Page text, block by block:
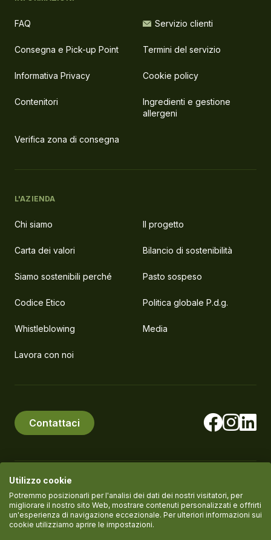
FAQ Servizio clienti
Consegna e Pick-up Point Termini del servizio
Informativa Privacy Cookie policy
Contenitori
Ingredienti e gestione
allergeni
Verifica zona di consegna
L'AZIENDA
Chi siamo Il progetto
Carta dei valori Bilancio di sostenibilità
Siamo sostenibili perché Pasto sospeso
Codice Etico Politica globale P.d.g.
Whistleblowing Media
Lavora con noi
Contattaci
© PlanEat S.r.l. Società Benefit P.IVA IT11061420961
Termini del servizio
Utilizzo cookie
Potremmo posizionarli per l'analisi dei dati dei nostri visitatori, per
migliorare il nostro sito Web, mostrare contenuti personalizzati e offrirti
un'esperienza di navigazione eccezionale. Per ulteriori informazioni sui
cookie utilizziamo aprire le impostazioni.